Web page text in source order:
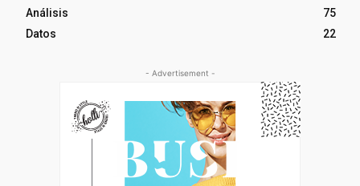
Análisis
75
Datos
22
- Advertisement -